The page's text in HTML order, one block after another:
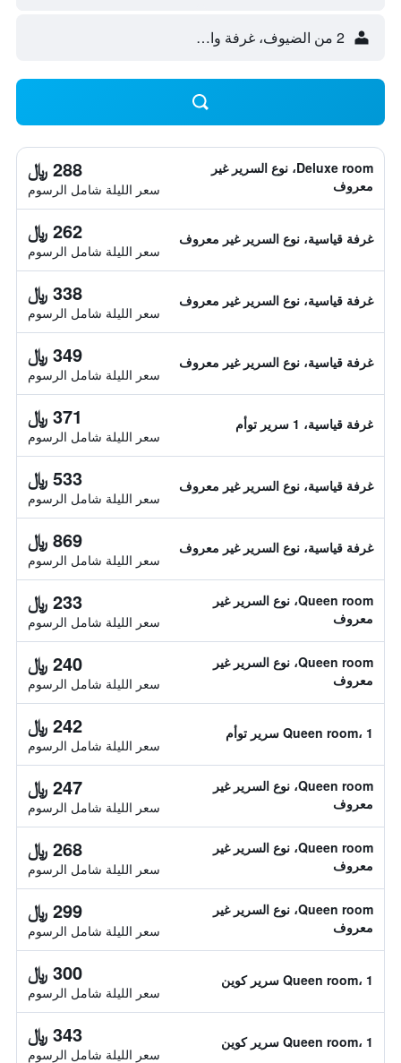
2 من الضيوف، غرفة واحدة
Deluxe room، نوع السرير غير
معروف
288 ﷼
سعر الليلة شامل الرسوم
غرفة قياسية، نوع السرير غير معروف 262 ﷼
سعر الليلة شامل الرسوم
غرفة قياسية، نوع السرير غير معروف 338 ﷼
سعر الليلة شامل الرسوم
غرفة قياسية، نوع السرير غير معروف 349 ﷼
سعر الليلة شامل الرسوم
غرفة قياسية، 1 سرير توأم 371 ﷼
سعر الليلة شامل الرسوم
غرفة قياسية، نوع السرير غير معروف 533 ﷼
سعر الليلة شامل الرسوم
غرفة قياسية، نوع السرير غير معروف 869 ﷼
سعر الليلة شامل الرسوم
Queen room، نوع السرير غير
معروف
233 ﷼
سعر الليلة شامل الرسوم
Queen room، نوع السرير غير
معروف
240 ﷼
سعر الليلة شامل الرسوم
Queen room، 1 سرير توأم 242 ﷼
سعر الليلة شامل الرسوم
Queen room، نوع السرير غير
معروف
247 ﷼
سعر الليلة شامل الرسوم
Queen room، نوع السرير غير
معروف
268 ﷼
سعر الليلة شامل الرسوم
Queen room، نوع السرير غير
معروف
299 ﷼
سعر الليلة شامل الرسوم
Queen room، 1 سرير كوين 300 ﷼
سعر الليلة شامل الرسوم
Queen room، 1 سرير كوين 343 ﷼
سعر الليلة شامل الرسوم